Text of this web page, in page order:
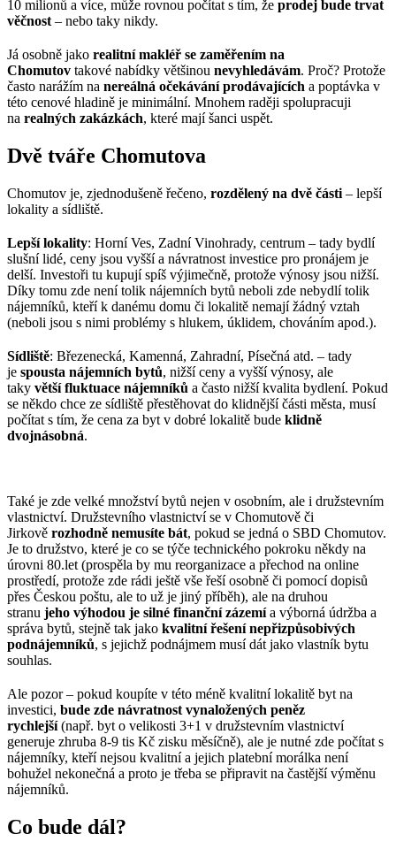
10 milionů a více, může rovnou počítat s tím, že prodej bude trvat
věčnost – nebo taky nikdy.
Já osobně jako realitní makléř se zaměřením na
Chomutov takové nabídky většinou nevyhledávám. Proč? Protože
často narážím na nereálná očekávání prodávajících a poptávka v
této cenové hladině je minimální. Mnohem raději spolupracuji
na realných zakázkách, které mají šanci uspět.
Dvě tváře Chomutova
Chomutov je, zjednodušeně řečeno, rozdělený na dvě části – lepší
lokality a sídliště.
Lepší lokality: Horní Ves, Zadní Vinohrady, centrum – tady bydlí
slušní lidé, ceny jsou vyšší a návratnost investice pro pronájem je
delší. Investoři tu kupují spíš výjimečně, protože výnosy jsou nižší.
Díky tomu zde není tolik nájemních bytů neboli zde nebydlí tolik
nájemníků, kteří k danému domu či lokalitě nemají žádný vztah
(neboli jsou s nimi problémy s hlukem, úklidem, chováním apod.).
Sídliště: Březenecká, Kamenná, Zahradní, Písečná atd. – tady
je spousta nájemních bytů, nižší ceny a vyšší výnosy, ale
taky větší fluktuace nájemníků a často nižší kvalita bydlení. Pokud
se někdo chce ze sídliště přestěhovat do klidnější části města, musí
počítat s tím, že cena za byt v dobré lokalitě bude klidně
dvojnásobná.
Také je zde velké množství bytů nejen v osobním, ale i družstevním
vlastnictví. Družstevního vlastnictví se v Chomutově či
Jirkově rozhodně nemusíte bát, pokud se jedná o SBD Chomutov.
Je to družstvo, které je co se týče technického pokroku někdy na
úrovni 80.let (prospěla by mu reorganizace a přechod na online
prostředí, protože zde rádi ještě vše řeší osobně či pomocí dopisů
přes Českou poštu, ale to už je jiný příběh), ale na druhou
stranu jeho výhodou je silné finanční zázemía výborná údržba a
správa bytů, stejně tak jako kvalitní řešení nepřizpůsobivých
podnájemníků, s jejichž podnájmem musí dát jako vlastník bytu
souhlas.
Ale pozor – pokud koupíte v této méně kvalitní lokalitě byt na
investici, bude zde návratnost vynaložených peněz
rychlejší(např. byt o velikosti 3+1 v družstevním vlastnictví
generuje zhruba 8-9 tis Kč zisku měsíčně), ale je nutné zde počítat s
nájemníky, kteří nejsou kvalitní a jejich platební morálka není
bohužel nekonečná a proto je třeba se připravit na častější výměnu
nájemníků.
Co bude dál?